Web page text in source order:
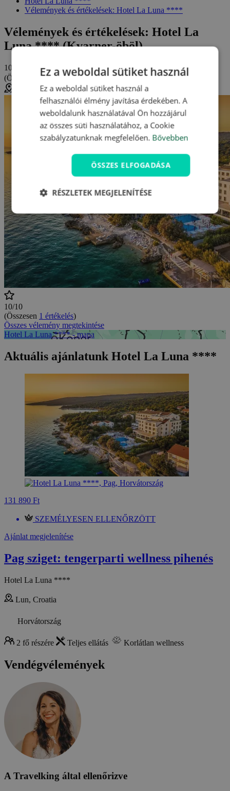
Vélemények és értékelések: Hotel La Luna ****
Vélemények és értékelések: Hotel La
Luna **** (Kvarner-öböl)
10/10
(Összesen
1 értékelés)
kiváló
Lun, Croatia, Horvátország (Térkép megjelenítése
10/10
(Összesen 1 értékelés)
Összes vélemény megtekintése
Hotel La Luna **** - mapa
Aktuális ajánlatunk Hotel La Luna ****
131 890 Ft
SZEMÉLYESEN ELLENŐRZÖTT
Ajánlat megjelenítése
Pag sziget: tengerparti wellness pihenés
Hotel La Luna ****
Lun, Croatia
Horvátország
2 fő részére Teljes ellátás Korlátlan wellness
Vendégvélemények
A Travelking által ellenőrizve
Ez a weboldal sütiket használ
Ez a weboldal sütiket használ a
felhasználói élmény javítása érdekében. A
weboldalunk használatával Ön hozzájárul
az összes süti használatához, a Cookie
szabályzatunknak megfelelően. Bővebben
ÖSSZES ELFOGADÁSA
RÉSZLETEK MEGJELENÍTÉSE